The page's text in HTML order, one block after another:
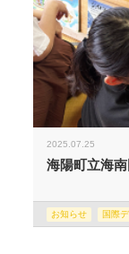
2025.07.25
海陽町立海
お知らせ 国際